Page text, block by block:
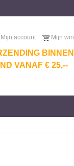
BINNEN
VANAF € 25,--
Mijn account Mijn